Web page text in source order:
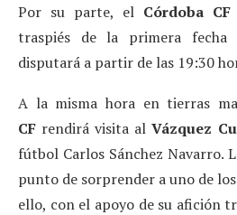
Por su parte, el Córdoba CF
traspiés de la primera
disputará a partir de las 19:30
A la misma hora en tierras
CF rendirá visita alVázquez
fútbol Carlos Sánchez Navarro.
punto de sorprender a uno de
ello, con el apoyo de su afición